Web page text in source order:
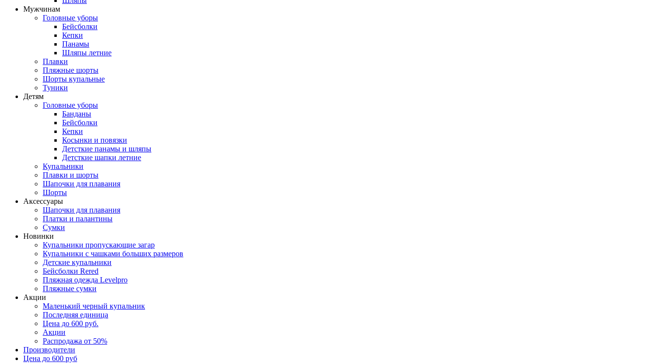
Мужчинам
Головные уборы
Бейсболки
Кепки
Панамы
Шляпы летние
Плавки
Пляжные шорты
Шорты купальные
Туники
Детям
Головные уборы
Банданы
Бейсболки
Кепки
Косынки и повязки
Детсткие панамы и шляпы
Детсткие шапки летние
Купальники
Плавки и шорты
Шапочки для плавания
Шорты
Аксессуары
Шапочки для плавания
Платки и палантины
Сумки
Новинки
Купальники пропускающие загар
Купальники с чашками больших размеров
Детские купальники
Бейсболки Rered
Пляжная одежда Levelpro
Пляжные сумки
Акции
Маленький черный купальник
Последняя единица
Цена до 600 руб.
Акции
Распродажа от 50%
Производители
Цена до 600 руб